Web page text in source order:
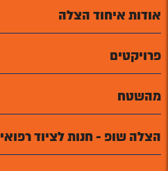
אודות איחוד הצלה
פרויקטים
מהשטח
הצלה שופ - חנות לציוד רפואי